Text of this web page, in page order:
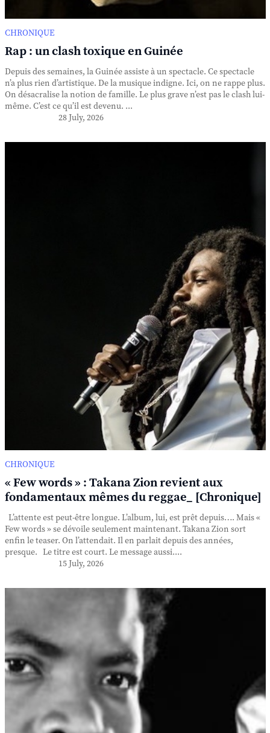
CHRONIQUE
Rap : un clash toxique en Guinée
Depuis des semaines, la Guinée assiste à un spectacle. Ce spectacle
n’a plus rien d’artistique. De la musique indigne. Ici, on ne rappe plus.
On désacralise la notion de famille. Le plus grave n’est pas le clash lui-
même. C’est ce qu’il est devenu. ...
28 July, 2026
CHRONIQUE
« Few words » : Takana Zion revient aux
fondamentaux mêmes du reggae_ [Chronique]
L’attente est peut-être longue. L’album, lui, est prêt depuis…. Mais «
Few words » se dévoile seulement maintenant. Takana Zion sort
enfin le teaser. On l’attendait. Il en parlait depuis des années,
presque. Le titre est court. Le message aussi....
15 July, 2026